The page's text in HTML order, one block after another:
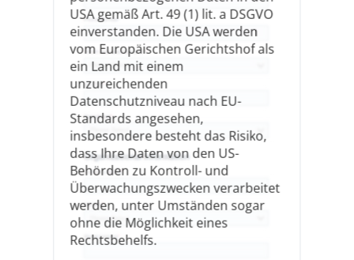
USA gemäß Art. 49 (1) lit. a DSGVO
einverstanden. Die USA werden
vom Europäischen Gerichtshof als
ein Land mit einem
unzureichenden
Datenschutzniveau nach EU-
Standards angesehen,
insbesondere besteht das Risiko,
dass Ihre Daten von den US-
Behörden zu Kontroll- und
Überwachungszwecken verarbeitet
werden, unter Umständen sogar
ohne die Möglichkeit eines
Rechtsbehelfs.